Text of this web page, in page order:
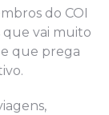
do COI
vai muito
que prega